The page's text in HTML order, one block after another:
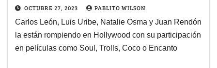
OCTUBRE 27, 2023 PABLITO WILSON
Carlos León, Luis Uribe, Natalie Osma y Juan Rendón
la están rompiendo en Hollywood con su participación
en películas como Soul, Trolls, Coco o Encanto